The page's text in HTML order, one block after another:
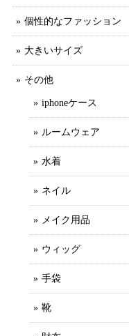
個性的なファッション
大きいサイズ
その他
iphoneケース
ルームウェア
水着
ネイル
メイク用品
ウィッグ
手袋
靴